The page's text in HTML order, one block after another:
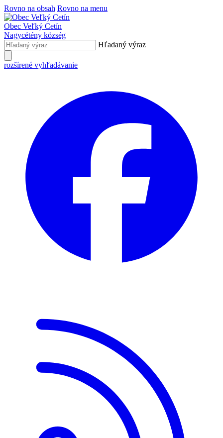
Rovno na obsah Rovno na menu
Obec Veľký Cetín
Nagycétény község
Hľadaný výraz
rozšírené vyhľadávanie